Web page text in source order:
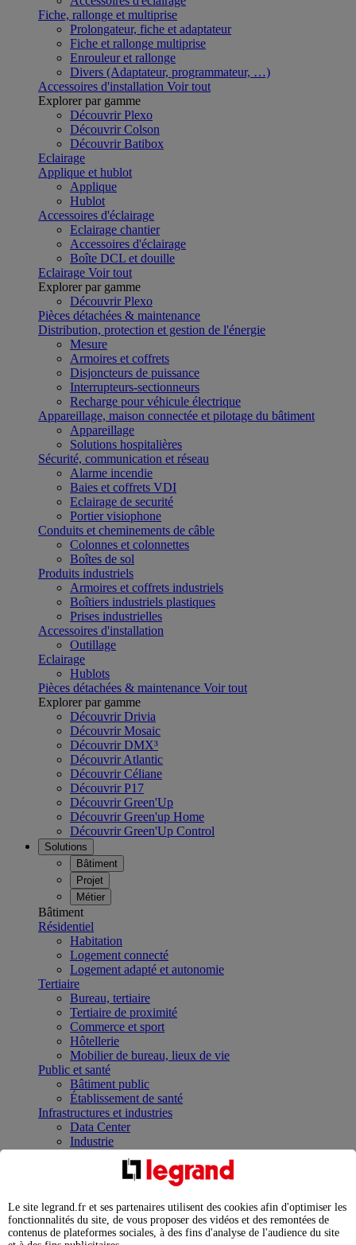
Fiche, rallonge et multiprise
Prolongateur, fiche et adaptateur
Fiche et rallonge multiprise
Enrouleur et rallonge
Divers (Adaptateur, programmateur, …)
Accessoires d'installation Voir tout
Explorer par gamme
Découvrir Plexo
Découvrir Colson
Découvrir Batibox
Eclairage
Applique et hublot
Applique
Hublot
Accessoires d'éclairage
Eclairage chantier
Accessoires d'éclairage
Boîte DCL et douille
Eclairage Voir tout
Explorer par gamme
Découvrir Plexo
Pièces détachées & maintenance
Distribution, protection et gestion de l'énergie
Mesure
Armoires et coffrets
Disjoncteurs de puissance
Interrupteurs-sectionneurs
Recharge pour véhicule électrique
Appareillage, maison connectée et pilotage du bâtiment
Appareillage
Solutions hospitalières
Sécurité, communication et réseau
Alarme incendie
Baies et coffrets VDI
Eclairage de securité
Portier visiophone
Conduits et cheminements de câble
Colonnes et colonnettes
Boîtes de sol
Produits industriels
Armoires et coffrets industriels
Boîtiers industriels plastiques
Prises industrielles
Accessoires d'installation
Outillage
Eclairage
Hublots
Pièces détachées & maintenance Voir tout
Explorer par gamme
Découvrir Drivia
Découvrir Mosaic
Découvrir DMX³
Découvrir Atlantic
Découvrir Céliane
Découvrir P17
Découvrir Green'Up
Découvrir Green'up Home
Découvrir Green'Up Control
Solutions
Bâtiment
Projet
Métier
Bâtiment
Résidentiel
Habitation
Logement connecté
Logement adapté et autonomie
Tertiaire
Bureau, tertiaire
Tertiaire de proximité
Commerce et sport
Hôtellerie
Mobilier de bureau, lieux de vie
Public et santé
Bâtiment public
Établissement de santé
Infrastructures et industries
Data Center
Industrie
Infrastructures
Contrôler et planifier le fonctionnement des appareils
Répartir et optimiser son tableau électrique
Legrand Data Center Solutions : concentrer les
expertises au service de vos performances
Le site legrand.fr et ses partenaires utilisent des cookies afin d'optimiser les
fonctionnalités du site, de vous proposer des vidéos et des remontées de
contenus de plateformes sociales, à des fins d'analyse de l'audience du site